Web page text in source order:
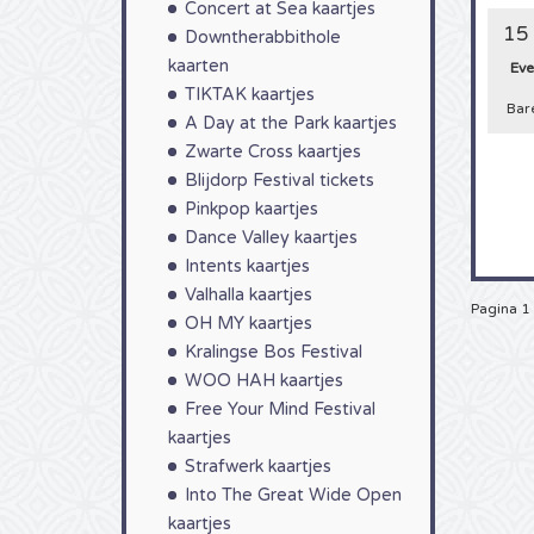
Concert at Sea kaartjes
Downtherabbithole
kaarten
TIKTAK kaartjes
A Day at the Park kaartjes
Zwarte Cross kaartjes
Blijdorp Festival tickets
Pinkpop kaartjes
Dance Valley kaartjes
Intents kaartjes
Valhalla kaartjes
OH MY kaartjes
Kralingse Bos Festival
WOO HAH kaartjes
Free Your Mind Festival
kaartjes
Strafwerk kaartjes
Into The Great Wide Open
kaartjes
15
Pagina 1